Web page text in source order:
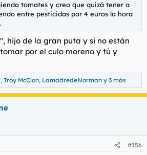
tomates y creo que quizá tener a
entre pesticidas por 4 euros la hora
hijo de la gran puta y si no están
por el culo moreno y tú y
, Troy McClon, LamadredeNorman y 3 más
#156